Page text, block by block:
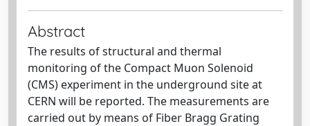
Abstract
The results of structural and thermal
monitoring of the Compact Muon Solenoid
(CMS) experiment in the underground site at
CERN will be reported. The measurements are
carried out by means of Fiber Bragg Grating